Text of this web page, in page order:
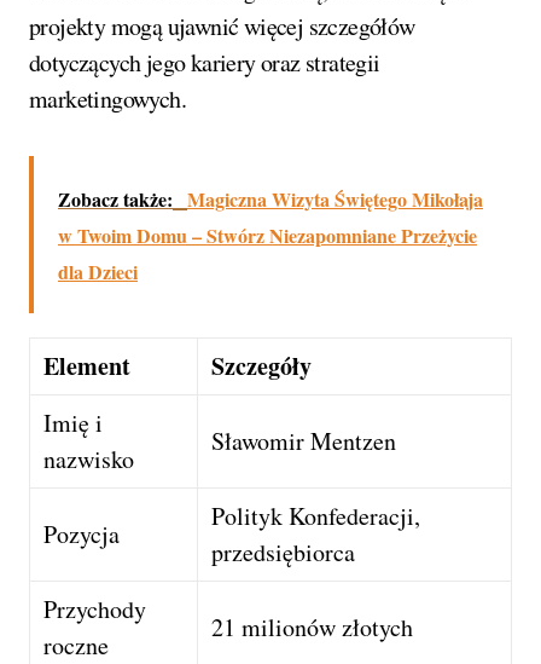
projekty mogą ujawnić więcej szczegółów
dotyczących jego kariery oraz strategii
marketingowych.
Zobacz także: Magiczna Wizyta Świętego Mikołaja
w Twoim Domu – Stwórz Niezapomniane Przeżycie
dla Dzieci
Element Szczegóły
Imię i
nazwisko
Sławomir Mentzen
Pozycja
Polityk Konfederacji,
przedsiębiorca
Przychody
roczne
21 milionów złotych